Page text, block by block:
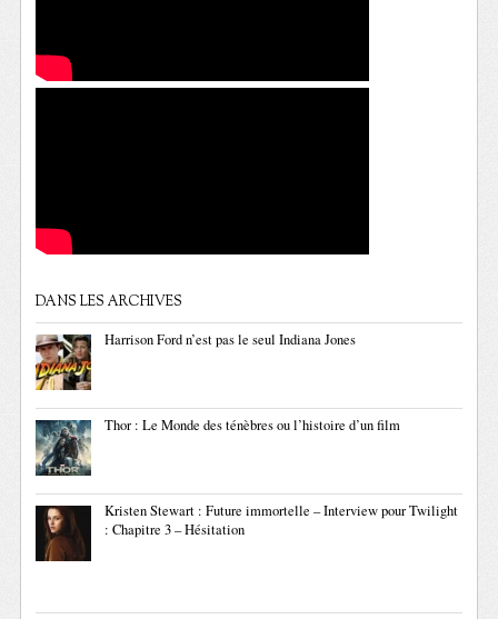
DANS LES ARCHIVES
Harrison Ford n’est pas le seul Indiana Jones
Thor : Le Monde des ténèbres ou l’histoire d’un film
Kristen Stewart : Future immortelle – Interview pour Twilight
: Chapitre 3 – Hésitation